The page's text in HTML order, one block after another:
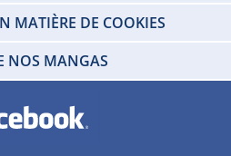
MATIÈRE DE COOKIES
NOS MANGAS